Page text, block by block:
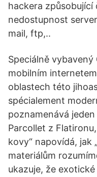
hackera způsobující
nedostupnost
mail, ftp,..
Speciálně vybavený
mobilním
oblastech této
spécialement
poznamenává
Parcollet z
kovy“ napovídá, jak
materiálům
ukazuje, že